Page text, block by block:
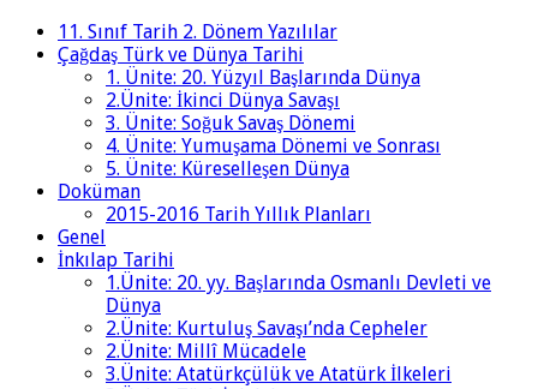
11. Sınıf Tarih 2. Dönem Yazılılar
Çağdaş Türk ve Dünya Tarihi
1. Ünite: 20. Yüzyıl Başlarında Dünya
2.Ünite: İkinci Dünya Savaşı
3. Ünite: Soğuk Savaş Dönemi
4. Ünite: Yumuşama Dönemi ve Sonrası
5. Ünite: Küreselleşen Dünya
Doküman
2015-2016 Tarih Yıllık Planları
Genel
İnkılap Tarihi
1.Ünite: 20. yy. Başlarında Osmanlı Devleti ve
Dünya
2.Ünite: Kurtuluş Savaşı’nda Cepheler
2.Ünite: Millî Mücadele
3.Ünite: Atatürkçülük ve Atatürk İlkeleri